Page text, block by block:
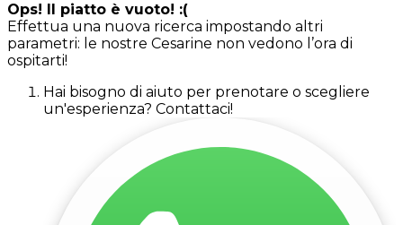
Ops! Il piatto è vuoto! :(
Effettua una nuova ricerca impostando altri
parametri: le nostre Cesarine non vedono l’ora di
ospitarti!
Hai bisogno di aiuto per prenotare o scegliere
un'esperienza? Contattaci!